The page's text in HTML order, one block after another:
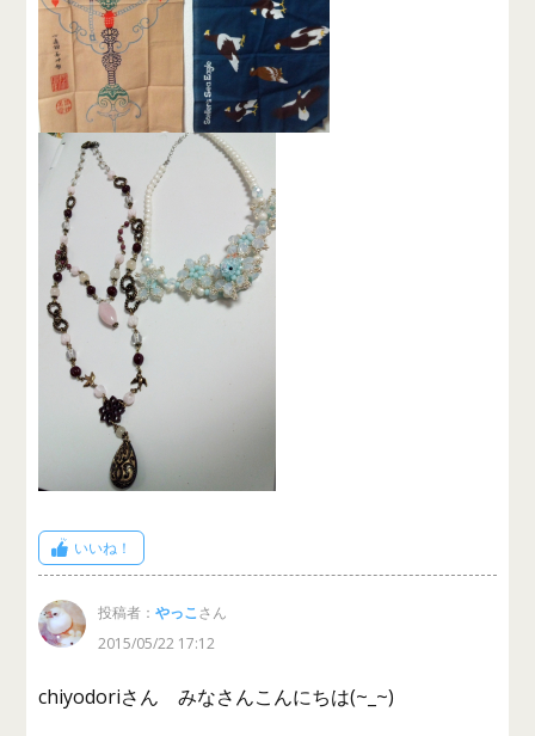
いいね！
投稿者：やっこさん
2015/05/22 17:12
chiyodoriさん みなさんこんにちは(~_~)